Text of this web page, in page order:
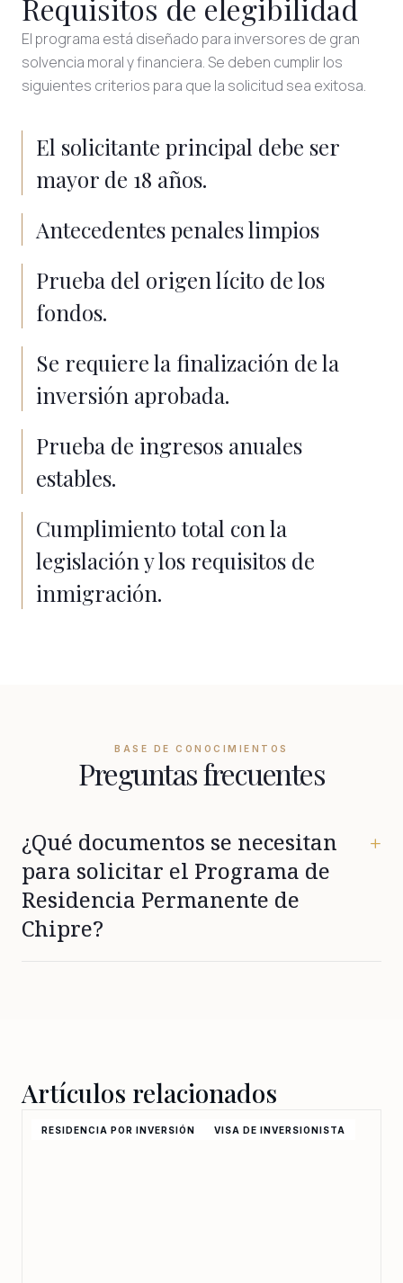
Requisitos de elegibilidad
El programa está diseñado para inversores de gran
solvencia moral y financiera. Se deben cumplir los
siguientes criterios para que la solicitud sea exitosa.
El solicitante principal debe ser
mayor de 18 años.
Antecedentes penales limpios
Prueba del origen lícito de los
fondos.
Se requiere la finalización de la
inversión aprobada.
Prueba de ingresos anuales
estables.
Cumplimiento total con la
legislación y los requisitos de
inmigración.
BASE DE CONOCIMIENTOS
Preguntas frecuentes
¿Qué documentos se necesitan
para solicitar el Programa de
Residencia Permanente de
Chipre?
+
Artículos relacionados
RESIDENCIA POR INVERSIÓN VISA DE INVERSIONISTA